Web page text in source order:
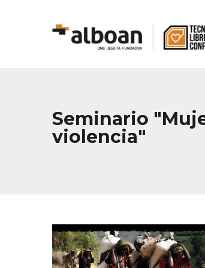
Seminario
violencia"